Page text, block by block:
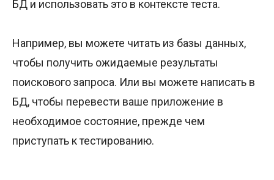
БД и использовать это в контексте теста.
Например, вы можете читать из базы данных,
чтобы получить ожидаемые результаты
поискового запроса. Или вы можете написать в
БД, чтобы перевести ваше приложение в
необходимое состояние, прежде чем
приступать к тестированию.